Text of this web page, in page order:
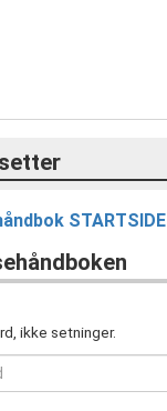
STARTSIDE
ikke setninger.